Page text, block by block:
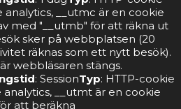
analytics, __utmc är en cookie
med "__utmb" för att räkna ut
sker på webbplatsen (20
räknas som ett nytt besök).
webbläsaren stängs.
: SessionTyp: HTTP-cookie
analytics, __utmt är en cookie
att beräkna